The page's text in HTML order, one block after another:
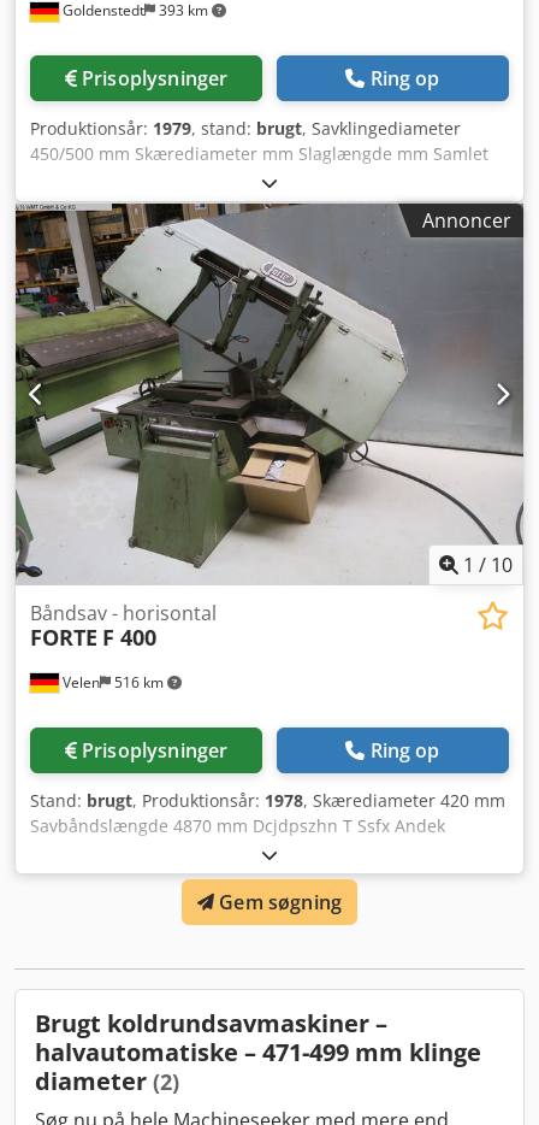
Goldenstedt 393 km
Prisoplysninger Ring op
Produktionsår: 1979, stand: brugt, Savklingediameter
450/500 mm Skærediameter mm Slaglængde mm Samlet
effektbehov 3,6 kW Maskinens vægt ca. 1130 kg Pladsbehov
ca. m Dcjdpoilfp Nofx Andok - Cirkelsav, halvautomatisk -
hydraulisk
Annoncer
1 / 10
Velen 516 km
Båndsav - horisontal
FORTE F 400
Prisoplysninger Ring op
Stand: brugt, Produktionsår: 1978, Skærediameter 420 mm
Savbåndslængde 4870 mm Dcjdpszhn T Ssfx Andek
Skærebredde 500 x 250 mm Bordhøjde 640 mm
Profilstørrelse – maks. 400 x 400 mm Skærehastighed 40–
120 m/min Savbåndslængde 4870 x 27 x 0,9 mm Samlet
effektbehov 3,0 kW Maskinvægt ca. 0,75 t Pladsbehov ca.
savbåndspænding hydraulisk emnespænding hydraulisk
Gem søgning
Brugt koldrundsavmaskiner –
halvautomatiske – 471-499 mm klinge
diameter (2)
Søg nu på hele Machineseeker med mere end